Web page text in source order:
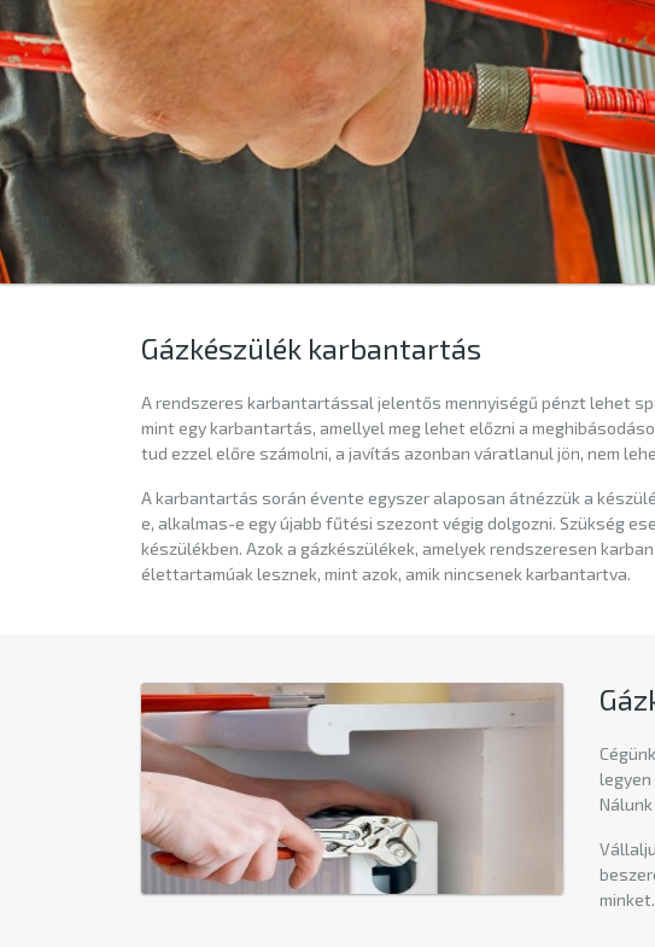
Gázkészülék karbantartás
A rendszeres karbantartással jelentős mennyiségű pénzt lehet
mint egy karbantartás, amellyel meg lehet előzni a
tud ezzel előre számolni, a javítás azonban váratlanul jön, nem
A karbantartás során évente egyszer alaposan átnézzük a
e, alkalmas-e egy újabb fűtési szezont végig dolgozni. Szükség
készülékben. Azok a gázkészülékek, amelyek rendszeresen
élettartamúak lesznek, mint azok, amik nincsenek karbantartva.
legyen